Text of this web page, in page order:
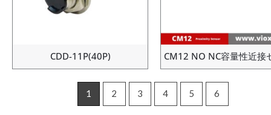
CDD-11P(40P) CM12 NO NC容量性近接
1 2 3 4 5 6